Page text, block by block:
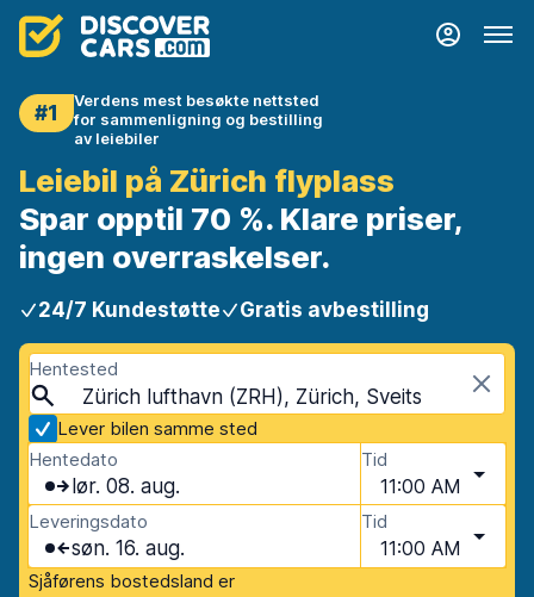
#1
Verdens mest besøkte nettsted
for sammenligning og bestilling
av leiebiler
Leiebil på Zürich flyplass
Spar opptil 70 %. Klare priser,
ingen overraskelser.
24/7 Kundestøtte Gratis avbestilling
Hentested
Zürich lufthavn (ZRH), Zürich, Sveits
Lever bilen samme sted
Hentedato
lør. 08. aug.
Tid
11:00 AM
Leveringsdato
søn. 16. aug.
Tid
11:00 AM
Sjåførens bostedsland er